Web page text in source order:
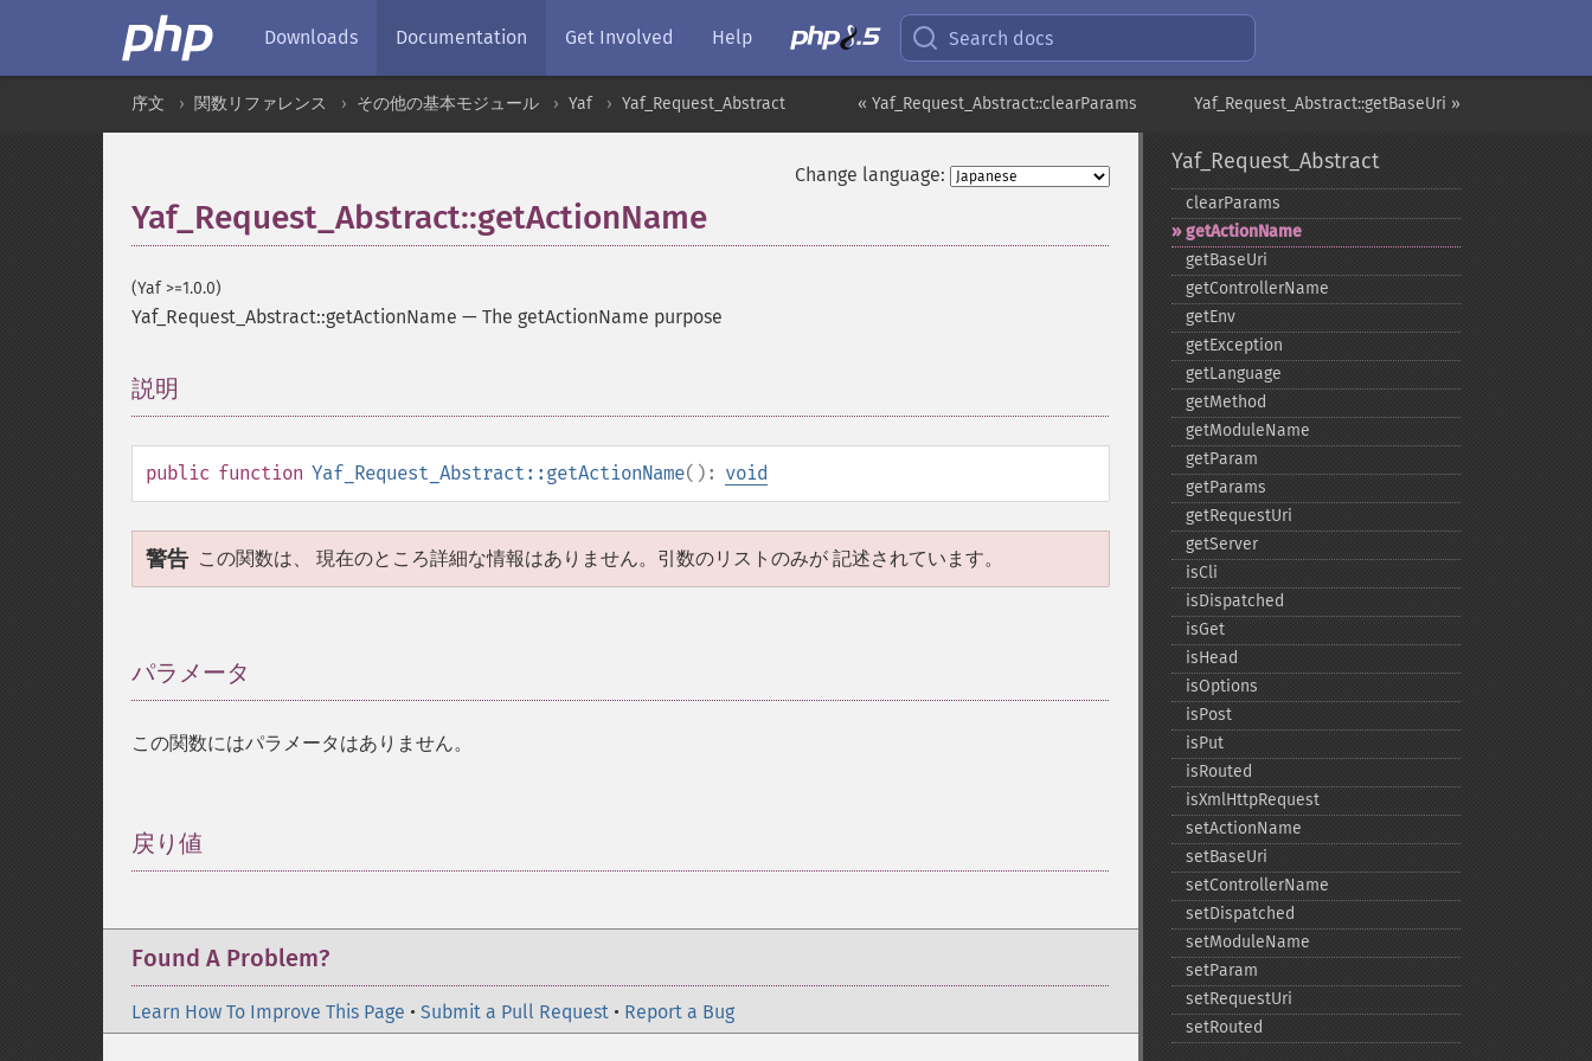
Downloads Documentation Get Involved Help Search docs
Yaf_Request_Abstract::getBaseUri »
« Yaf_Request_Abstract::clearParams
序文 関数リファレンス その他の基本モジュール Yaf Yaf_Request_Abstract
Change language:
Yaf_Request_Abstract::getActionName
(Yaf >=1.0.0)
Yaf_Request_Abstract::getActionName — The getActionName purpose
説明
public function Yaf_Request_Abstract::getActionName(): void
警告 この関数は、 現在のところ詳細な情報はありません。引数のリストのみが 記述されています。
パラメータ
この関数にはパラメータはありません。
戻り値
Found A Problem?
Learn How To Improve This Page • Submit a Pull Request • Report a Bug
Yaf_Request_Abstract
clearParams
getActionName
getBaseUri
getControllerName
getEnv
getException
getLanguage
getMethod
getModuleName
getParam
getParams
getRequestUri
getServer
isCli
isDispatched
isGet
isHead
isOptions
isPost
isPut
isRouted
isXmlHttpRequest
setActionName
setBaseUri
setControllerName
setDispatched
setModuleName
setParam
setRequestUri
setRouted